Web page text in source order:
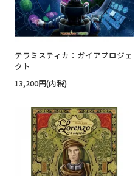
テラミスティカ：ガイアプロジェ
クト
13,200円(内税)